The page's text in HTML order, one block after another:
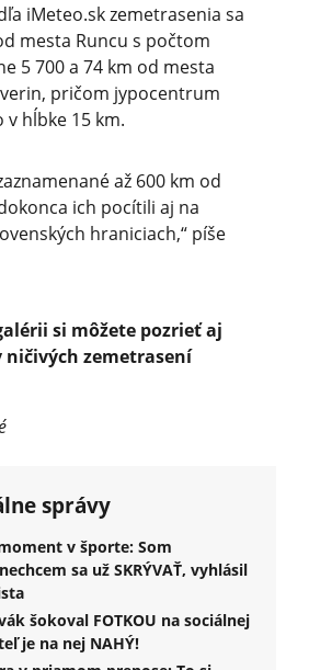
iMeteo.sk zemetrasenia sa
mesta Runcu s počtom
5 700 a 74 km od mesta
pričom jypocentrum
hĺbke 15 km.
až 600 km od
ich pocítili aj na
hraniciach,“ píše
si môžete pozrieť aj
ničivých zemetrasení
správy
moment v športe: Som
sa už SKRÝVAŤ, vyhlásil
šokoval FOTKOU na sociálnej
je na nej NAHÝ!